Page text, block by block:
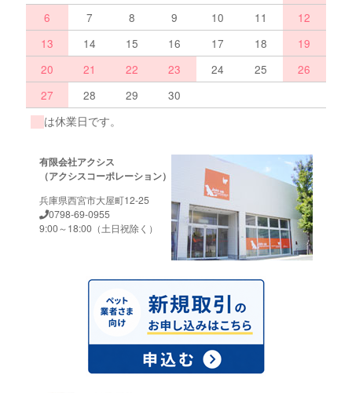
6
7 8 9 10 11
12
13
14 15 16 17 18
19
20
21 22 23 24 25
26
27
28 29
30
は休業日です。
有限会社アクシス
（アクシスコーポレーション）
兵庫県西宮市大屋町12-25
0798-69-0955
9:00～18:00（土日祝除く）